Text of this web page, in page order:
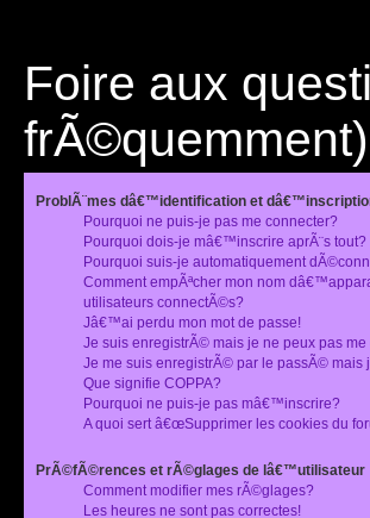
Foire aux
frÃ©quemment)
ProblÃ¨mes dâ€™identification et
Pourquoi ne puis-je pas me connecter?
Pourquoi dois-je mâ€™inscrire aprÃ¨s tout?
Pourquoi suis-je automatiquement
Comment empÃªcher mon nom
utilisateurs connectÃ©s?
Jâ€™ai perdu mon mot de passe!
Je suis enregistrÃ© mais je ne peux pas me
Je me suis enregistrÃ© par le passÃ© mais
Que signifie COPPA?
Pourquoi ne puis-je pas mâ€™inscrire?
A quoi sert â€œSupprimer les cookies du
PrÃ©fÃ©rences et rÃ©glages de lâ€™utilisateur
Comment modifier mes rÃ©glages?
Les heures ne sont pas correctes!